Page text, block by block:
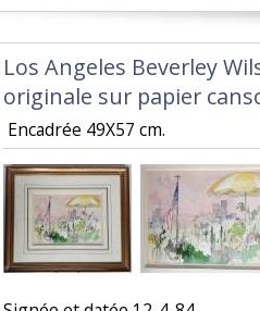
‎Los Angeles Beverley
originale sur papier
‎ Encadrée 49X57 cm. ‎